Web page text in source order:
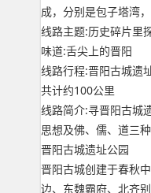
成，分别是包子塔湾
线路主题:历史碎片里
味道:舌尖上的晋阳
线路行程:晋阳古城遗
共计约100公里
线路简介:寻晋阳古城
思想及佛、儒、道三
晋阳古城遗址公园
晋阳古城创建于春秋
边、东魏霸府、北齐